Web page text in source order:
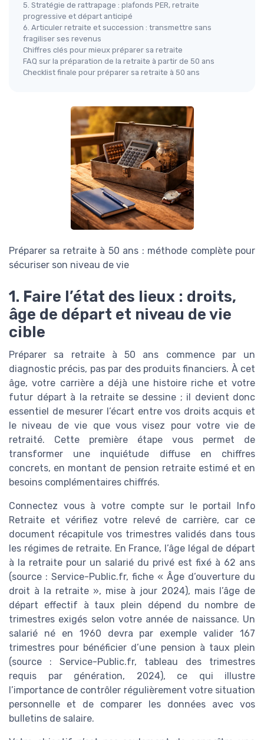
5. Stratégie de rattrapage : plafonds PER, retraite
progressive et départ anticipé
6. Articuler retraite et succession : transmettre sans
fragiliser ses revenus
Chiffres clés pour mieux préparer sa retraite
FAQ sur la préparation de la retraite à partir de 50 ans
Checklist finale pour préparer sa retraite à 50 ans
Préparer sa retraite à 50 ans : méthode complète pour
sécuriser son niveau de vie
1. Faire l’état des lieux : droits,
âge de départ et niveau de vie
cible
Préparer sa retraite à 50 ans commence par un
diagnostic précis, pas par des produits financiers. À cet
âge, votre carrière a déjà une histoire riche et votre
futur départ à la retraite se dessine ; il devient donc
essentiel de mesurer l’écart entre vos droits acquis et
le niveau de vie que vous visez pour votre vie de
retraité. Cette première étape vous permet de
transformer une inquiétude diffuse en chiffres
concrets, en montant de pension retraite estimé et en
besoins complémentaires chiffrés.
Connectez vous à votre compte sur le portail Info
Retraite et vérifiez votre relevé de carrière, car ce
document récapitule vos trimestres validés dans tous
les régimes de retraite. En France, l’âge légal de départ
à la retraite pour un salarié du privé est fixé à 62 ans
(source : Service-Public.fr, fiche « Âge d’ouverture du
droit à la retraite », mise à jour 2024), mais l’âge de
départ effectif à taux plein dépend du nombre de
trimestres exigés selon votre année de naissance. Un
salarié né en 1960 devra par exemple valider 167
trimestres pour bénéficier d’une pension à taux plein
(source : Service-Public.fr, tableau des trimestres
requis par génération, 2024), ce qui illustre
l’importance de contrôler régulièrement votre situation
personnelle et de comparer les données avec vos
bulletins de salaire.